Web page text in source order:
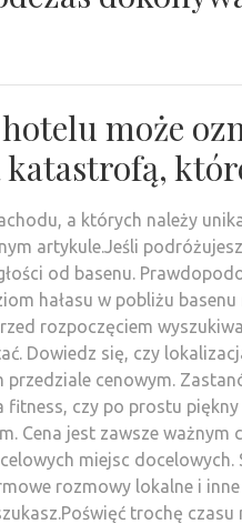
może
a których należy
artykule.Jeśli
od basenu.
hałasu w pobliżu
rozpoczęciem
Dowiedz się, czy
cenowym.
fitness, czy po prostu
Cena jest zawsze
miejsc docelowych.
rozmowy lokalne i
trochę